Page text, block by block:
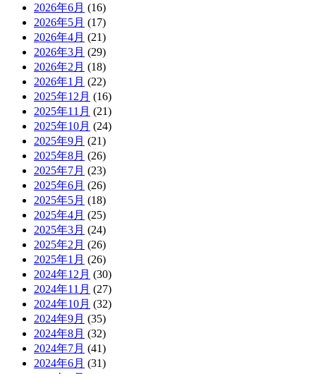
2026年6月 (16)
2026年5月 (17)
2026年4月 (21)
2026年3月 (29)
2026年2月 (18)
2026年1月 (22)
2025年12月 (16)
2025年11月 (21)
2025年10月 (24)
2025年9月 (21)
2025年8月 (26)
2025年7月 (23)
2025年6月 (26)
2025年5月 (18)
2025年4月 (25)
2025年3月 (24)
2025年2月 (26)
2025年1月 (26)
2024年12月 (30)
2024年11月 (27)
2024年10月 (32)
2024年9月 (35)
2024年8月 (32)
2024年7月 (41)
2024年6月 (31)